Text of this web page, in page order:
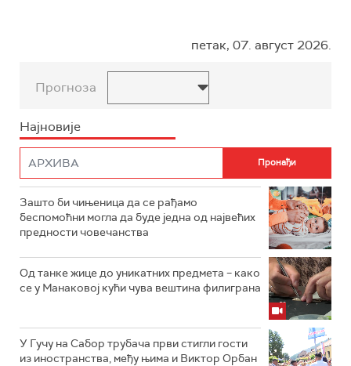
петак, 07. август 2026.
Прогноза
Најновије
Зашто би чињеница да се рађамо
беспомоћни могла да буде једна од највећих
предности човечанства
Од танке жице до уникатних предмета – како
се у Манаковој кући чува вештина филиграна
У Гучу на Сабор трубача први стигли гости
из иностранства, међу њима и Виктор Орбан